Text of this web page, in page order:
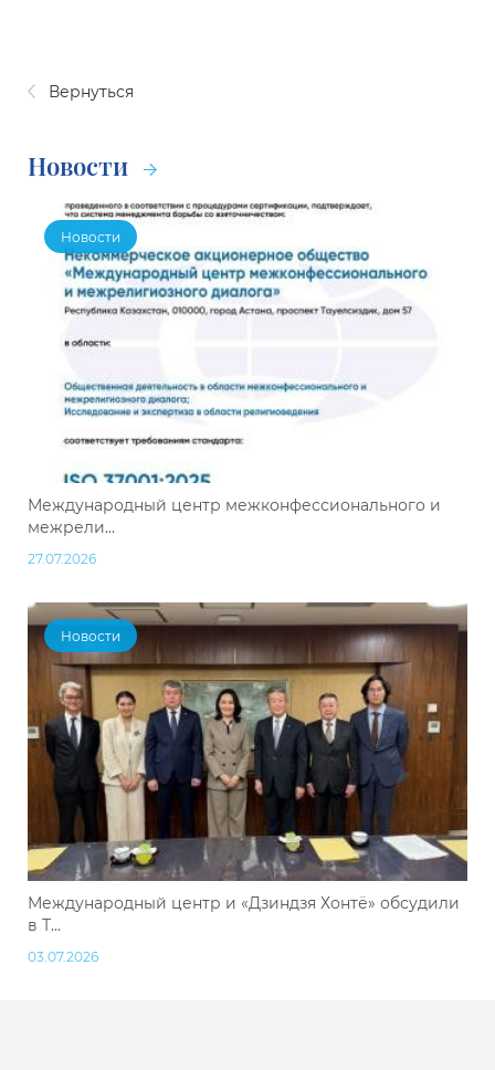
Вернуться
Новости
Новости
Международный центр межконфессионального и
межрели...
27.07.2026
Новости
Международный центр и «Дзиндзя Хонтё» обсудили
в Т...
03.07.2026